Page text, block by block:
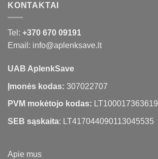
KONTAKTAI
Tel: +370 670 09191
Email: info@aplenksave.lt
UAB AplenkSave
Įmonės kodas: 307022707
PVM mokėtojo kodas: LT100017363619
SEB sąskaita: LT417044090113045535
Apie mus